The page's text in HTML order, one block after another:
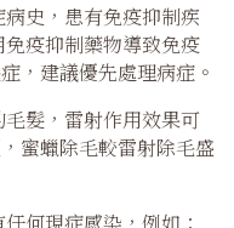
病史，患有免疫抑制疾
疫抑制藥物導致免疫
，建議優先處理病症。
毛髮，雷射作用效果可
蜜蠟除毛較雷射除毛盛
任何現症感染，例如：